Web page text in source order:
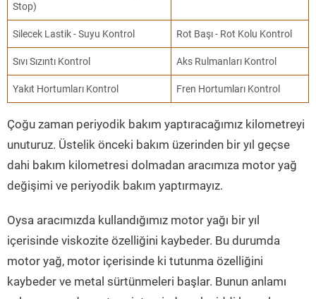
Stop)
Silecek Lastik - Suyu Kontrol Rot Başı - Rot Kolu Kontrol
Sıvı Sızıntı Kontrol Aks Rulmanları Kontrol
Yakıt Hortumları Kontrol Fren Hortumları Kontrol
Çoğu zaman periyodik bakım yaptıracağımız kilometreyi
unuturuz. Üstelik önceki bakım üzerinden bir yıl geçse
dahi bakım kilometresi dolmadan aracımıza motor yağ
değişimi ve periyodik bakım yaptırmayız.
Oysa aracımızda kullandığımız motor yağı bir yıl
içerisinde viskozite özelliğini kaybeder. Bu durumda
motor yağ, motor içerisinde ki tutunma özelliğini
kaybeder ve metal sürtünmeleri başlar. Bunun anlamı